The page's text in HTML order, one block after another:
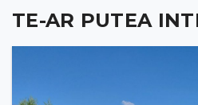
TE-AR PUTEA